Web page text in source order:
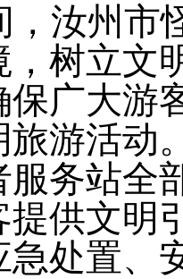
，汝州
，树立文
广大游
旅游活动
服务站全
提供文明
处置、